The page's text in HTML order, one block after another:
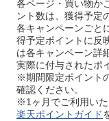
各ページ・買い物か
ント数は、獲得予定
各キャンペーンごと
得予定ポイントに反
は各キャンペーン詳
実際に付与されたポ
※期間限定ポイント
確認ください。
※1ヶ月でご利用いた
楽天ポイントガイド